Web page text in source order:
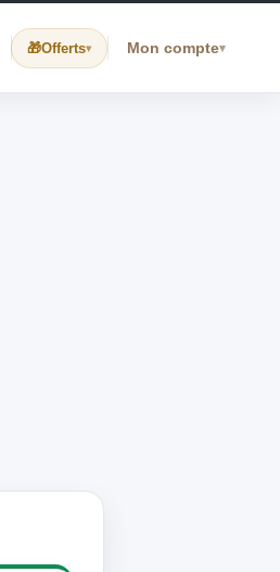
Offerts▾ Mon compte▾